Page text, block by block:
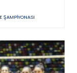
ŞAMPIYONASI